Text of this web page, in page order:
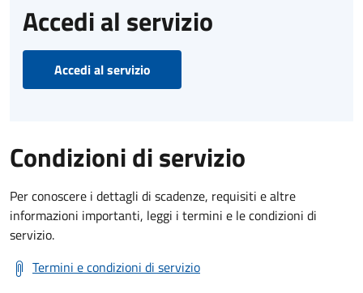
Accedi al servizio
Accedi al servizio
Condizioni di servizio
Per conoscere i dettagli di scadenze, requisiti e altre
informazioni importanti, leggi i termini e le condizioni di
servizio.
Termini e condizioni di servizio